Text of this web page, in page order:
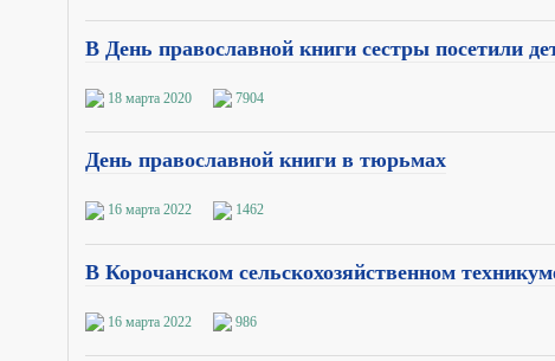
В День православной книги сестры посетили
18 марта 2020 7904
День православной книги в тюрьмах
16 марта 2022 1462
В Корочанском сельскохозяйственном
16 марта 2022 986